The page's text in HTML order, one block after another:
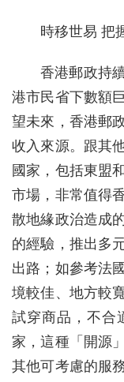
時移世易 把
香港郵政持
港市民省下數額
望未來，香港郵
收入來源。跟其
國家，包括東盟
市場，非常值得
散地緣政治造成
的經驗，推出多
出路；如參考法
境較佳、地方較
試穿商品，不合
家，這種「開源
其他可考慮的服